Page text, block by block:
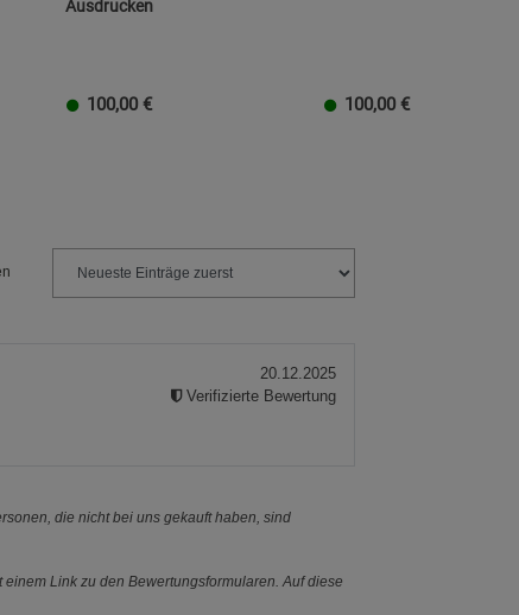
Ausdrucken
100,00 € 100,00 €
20.12.2025
Verifizierte Bewertung
die nicht bei uns gekauft haben, sind
Link zu den Bewertungsformularen. Auf diese